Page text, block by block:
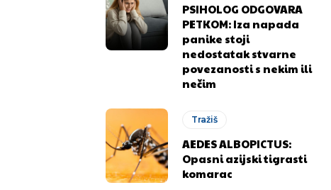
PSIHOLOG ODGOVARA
PETKOM: Iza napada
panike stoji
nedostatak stvarne
povezanosti s nekim ili
nečim
Tražiš
AEDES ALBOPICTUS:
Opasni azijski tigrasti
komarac